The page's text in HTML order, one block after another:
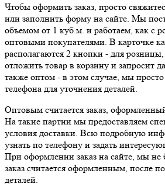
Чтобы оформить заказ, просто
или заполнить форму на сайте. Мы
объемом от 1 куб.м. и работаем, как с
оптовыми покупателями. В карточке
располагаются 2 кнопки - для розницы,
отложить товар в корзину и запросит
также оптом - в этом случае, мы
телефона для уточнения деталей.
Оптовым считается заказ,
На такие партии мы предоставляем
условия доставки. Всю подробную
узнать по телефону и задать
При оформлении заказ на сайте, мы не
заказ считается оформленным, после
деталей.